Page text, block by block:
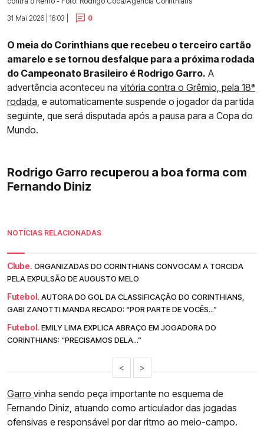
31 Mai 2026 | 16:03 |
0
O meia do Corinthians que recebeu o terceiro cartão
amarelo e se tornou desfalque para a próxima rodada
do Campeonato Brasileiro é Rodrigo Garro. A
advertência aconteceu na vitória contra o Grêmio, pela 18ª
rodada, e automaticamente suspende o jogador da partida
seguinte, que será disputada após a pausa para a Copa do
Mundo.
Rodrigo Garro recuperou a boa forma com
Fernando Diniz
NOTÍCIAS RELACIONADAS
Clube. ORGANIZADAS DO CORINTHIANS CONVOCAM A TORCIDA
PELA EXPULSÃO DE AUGUSTO MELO
Futebol. AUTORA DO GOL DA CLASSIFICAÇÃO DO CORINTHIANS,
GABI ZANOTTI MANDA RECADO: “POR PARTE DE VOCÊS...”
Futebol. EMILY LIMA EXPLICA ABRAÇO EM JOGADORA DO
CORINTHIANS: “PRECISAMOS DELA...”
< >
Garro vinha sendo peça importante no esquema de
Fernando Diniz, atuando como articulador das jogadas
ofensivas e responsável por dar ritmo ao meio-campo.